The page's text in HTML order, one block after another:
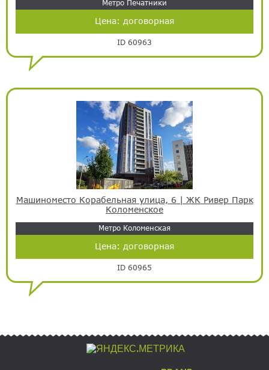
Метро Печатники
Цена: договорная
ID 60963
Машиноместо Корабельная улица, 6 | ЖК Ривер Парк
Коломенское
Метро Коломенская
Цена: договорная
ID 60965